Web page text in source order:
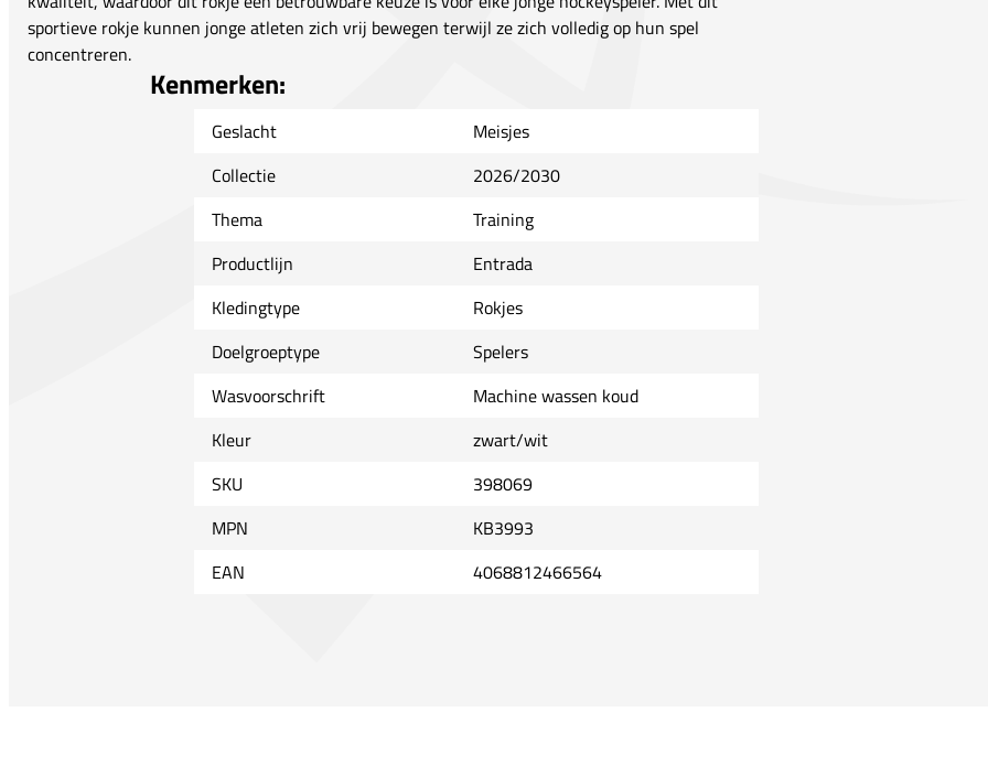
sportieve rokje kunnen jonge atleten zich vrij bewegen terwijl ze zich volledig op hun spel
concentreren.
Kenmerken:
Geslacht
Meisjes
Collectie
2026/2030
Thema
Training
Productlijn
Entrada
Kledingtype
Rokjes
Doelgroeptype
Spelers
Wasvoorschrift
Machine wassen koud
Kleur
zwart/wit
SKU
398069
MPN
KB3993
EAN
4068812466564